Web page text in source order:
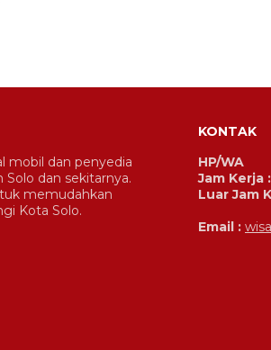
mobil dan penyedia
dan sekitarnya.
memudahkan
Kota Solo.
KONTAK
HP/WA
Jam Kerja :
Luar Jam
Email :